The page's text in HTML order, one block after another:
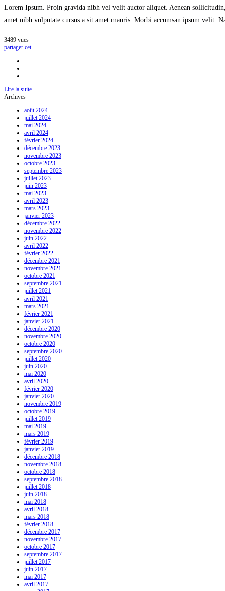
Lorem Ipsum. Proin gravida nibh vel velit auctor aliquet. Aenean
amet nibh vulputate cursus a sit amet mauris. Morbi accumsan ipsum velit.
3489 vues
partager cet
Lire la suite
Archives
août 2024
juillet 2024
mai 2024
avril 2024
février 2024
décembre 2023
novembre 2023
octobre 2023
septembre 2023
juillet 2023
juin 2023
mai 2023
avril 2023
mars 2023
janvier 2023
décembre 2022
novembre 2022
juin 2022
avril 2022
février 2022
décembre 2021
novembre 2021
octobre 2021
septembre 2021
juillet 2021
avril 2021
mars 2021
février 2021
janvier 2021
décembre 2020
novembre 2020
octobre 2020
septembre 2020
juillet 2020
juin 2020
mai 2020
avril 2020
février 2020
janvier 2020
novembre 2019
octobre 2019
juillet 2019
mai 2019
mars 2019
février 2019
janvier 2019
décembre 2018
novembre 2018
octobre 2018
septembre 2018
juillet 2018
juin 2018
mai 2018
avril 2018
mars 2018
février 2018
décembre 2017
novembre 2017
octobre 2017
septembre 2017
juillet 2017
juin 2017
mai 2017
avril 2017